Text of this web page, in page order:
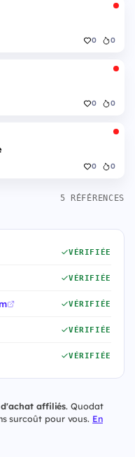
0 0
0 0
0 0
5 RÉFÉRENCES
VÉRIFIÉE
VÉRIFIÉE
VÉRIFIÉE
VÉRIFIÉE
VÉRIFIÉE
d'achat affiliés. Quodat
surcoût pour vous. En